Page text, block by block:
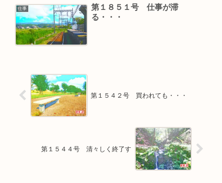
仕事
第１８５１号 仕事が滞
る・・・
第１５４２号 買われても・・・
第１５４４号 清々しく終了す